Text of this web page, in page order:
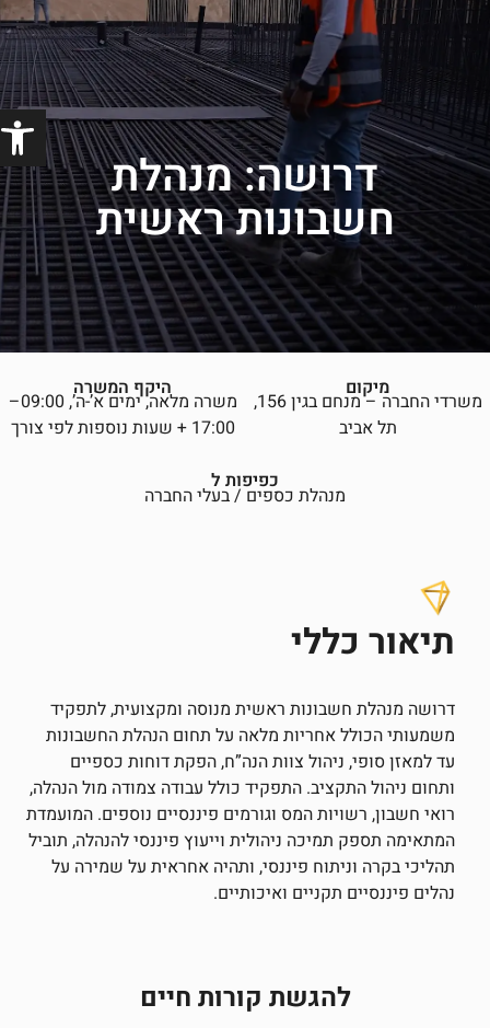
דרושה: מנהלת
חשבונות ראשית
מיקום
משרדי החברה – מנחם בגין 156,
תל אביב
היקף המשרה
משרה מלאה, ימים א’-ה’, 09:00–
17:00 + שעות נוספות לפי צורך
כפיפות ל
מנהלת כספים / בעלי החברה
תיאור כללי
דרושה מנהלת חשבונות ראשית מנוסה ומקצועית, לתפקיד
משמעותי הכולל אחריות מלאה על תחום הנהלת החשבונות
עד למאזן סופי, ניהול צוות הנה”ח, הפקת דוחות כספיים
ותחום ניהול התקציב. התפקיד כולל עבודה צמודה מול הנהלה,
רואי חשבון, רשויות המס וגורמים פיננסיים נוספים. המועמדת
המתאימה תספק תמיכה ניהולית וייעוץ פיננסי להנהלה, תוביל
תהליכי בקרה וניתוח פיננסי, ותהיה אחראית על שמירה על
נהלים פיננסיים תקניים ואיכותיים.
להגשת קורות חיים
פתח